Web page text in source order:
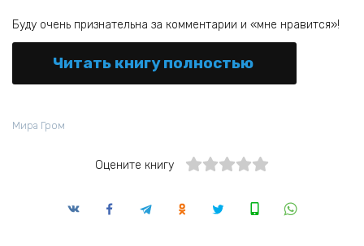
Буду очень признательна за комментарии и «мне нравится»!
Читать книгу полностью
Мира Гром
Оцените книгу